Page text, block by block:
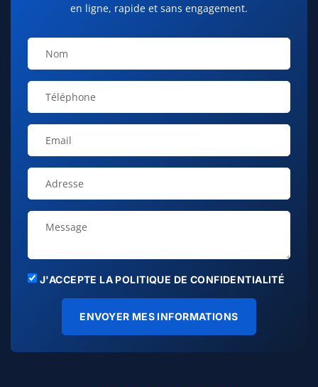
en ligne, rapide et sans engagement.
J'ACCEPTE LA POLITIQUE DE CONFIDENTIALITÉ
ENVOYER MES INFORMATIONS